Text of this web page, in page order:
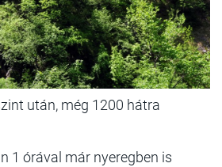
után, még 1200 hátra
1 órával már nyeregben is